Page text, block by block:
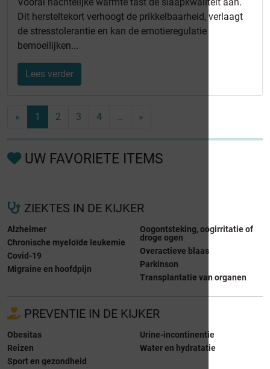
Dit hersteltekort verhoogt de prikkelbaarheid, verlaagt
de stresstolerantie en kan de emotieregulatie
bemoeilijken...
Lees verder
« 1 2 3 4 … »
UW FAVORIETE ITEMS
ZIEKTES IN DE KIJKER
Alzheimer
Chronische myeloïde leukemie
Covid-19
Migraine en hoofdpijn
Oogontsteking, oogirritatie of
droge ogen
Overactieve blaas
Parkinson
Transplantatie van organen
PREVENTIE IN DE KIJKER
Obesitas
Reizen
Sport en gezondheid
Urine-incontinentie
Water en hydratatie